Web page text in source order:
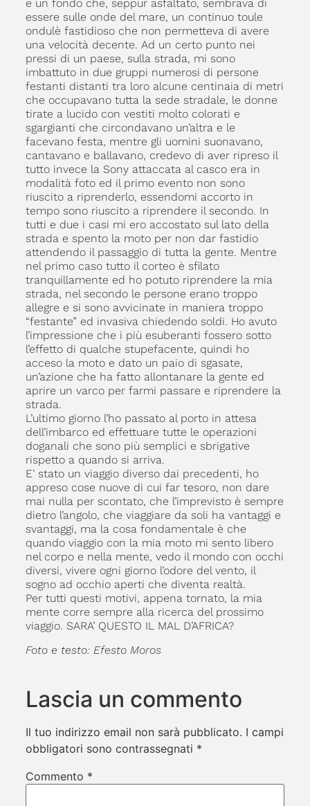
e un fondo che, seppur asfaltato, sembrava di
essere sulle onde del mare, un continuo toule
ondulè fastidioso che non permetteva di avere
una velocità decente. Ad un certo punto nei
pressi di un paese, sulla strada, mi sono
imbattuto in due gruppi numerosi di persone
festanti distanti tra loro alcune centinaia di metri
che occupavano tutta la sede stradale, le donne
tirate a lucido con vestiti molto colorati e
sgargianti che circondavano un’altra e le
facevano festa, mentre gli uomini suonavano,
cantavano e ballavano, credevo di aver ripreso il
tutto invece la Sony attaccata al casco era in
modalità foto ed il primo evento non sono
riuscito a riprenderlo, essendomi accorto in
tempo sono riuscito a riprendere il secondo. In
tutti e due i casi mi ero accostato sul lato della
strada e spento la moto per non dar fastidio
attendendo il passaggio di tutta la gente. Mentre
nel primo caso tutto il corteo è sfilato
tranquillamente ed ho potuto riprendere la mia
strada, nel secondo le persone erano troppo
allegre e si sono avvicinate in maniera troppo
“festante” ed invasiva chiedendo soldi. Ho avuto
l’impressione che i più esuberanti fossero sotto
l’effetto di qualche stupefacente, quindi ho
acceso la moto e dato un paio di sgasate,
un’azione che ha fatto allontanare la gente ed
aprire un varco per farmi passare e riprendere la
strada.
L’ultimo giorno l’ho passato al porto in attesa
dell’imbarco ed effettuare tutte le operazioni
doganali che sono più semplici e sbrigative
rispetto a quando si arriva.
E’ stato un viaggio diverso dai precedenti, ho
appreso cose nuove di cui far tesoro, non dare
mai nulla per scontato, che l’imprevisto è sempre
dietro l’angolo, che viaggiare da soli ha vantaggi e
svantaggi, ma la cosa fondamentale è che
quando viaggio con la mia moto mi sento libero
nel corpo e nella mente, vedo il mondo con occhi
diversi, vivere ogni giorno l’odore del vento, il
sogno ad occhio aperti che diventa realtà.
Per tutti questi motivi, appena tornato, la mia
mente corre sempre alla ricerca del prossimo
viaggio. SARA’ QUESTO IL MAL D’AFRICA?
Foto e testo: Efesto Moros
Lascia un commento
Il tuo indirizzo email non sarà pubblicato. I campi
obbligatori sono contrassegnati *
Commento *